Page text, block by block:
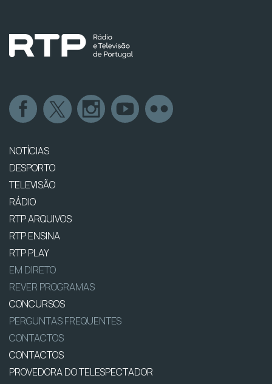
NOTÍCIAS
DESPORTO
TELEVISÃO
RÁDIO
RTP ARQUIVOS
RTP ENSINA
RTP PLAY
EM DIRETO
REVER PROGRAMAS
CONCURSOS
PERGUNTAS FREQUENTES
CONTACTOS
CONTACTOS
PROVEDORA DO TELESPECTADOR